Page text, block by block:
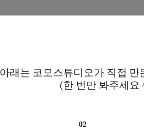
아래는 코모스튜디오가 직접 만
(한 번만 봐주세요
02